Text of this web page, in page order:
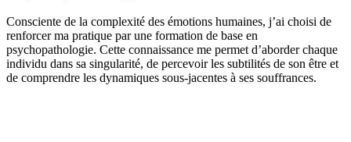
Consciente de la complexité des émotions humaines, j’ai choisi de
renforcer ma pratique par une formation de base en
psychopathologie. Cette connaissance me permet d’aborder chaque
individu dans sa singularité, de percevoir les subtilités de son être et
de comprendre les dynamiques sous-jacentes à ses souffrances.